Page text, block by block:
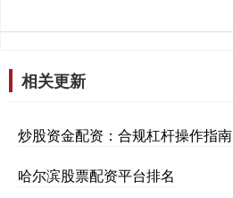
相关更新
炒股资金配资：合规杠杆操作指南
哈尔滨股票配资平台排名